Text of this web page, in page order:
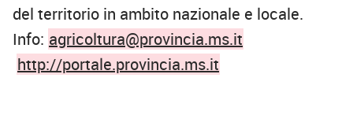
del territorio in ambito nazionale e locale.
Info: agricoltura@provincia.ms.it
http://portale.provincia.ms.it